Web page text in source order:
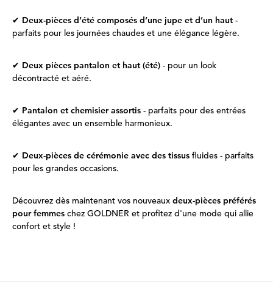
✔ Deux-pièces d’été composés d’une jupe et d’un haut -
parfaits pour les journées chaudes et une élégance légère.
✔ Deux pièces pantalon et haut (été) - pour un look
décontracté et aéré.
✔ Pantalon et chemisier assortis - parfaits pour des entrées
élégantes avec un ensemble harmonieux.
✔ Deux-pièces de cérémonie avec des tissus fluides - parfaits
pour les grandes occasions.
Découvrez dès maintenant vos nouveaux deux-pièces préférés
pour femmes chez GOLDNER et profitez d'une mode qui allie
confort et style !